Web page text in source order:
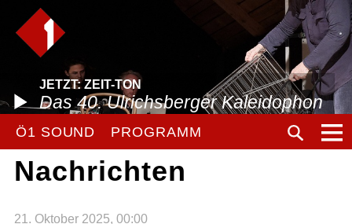
JETZT: ZEIT-TON
Das 40. Ulrichsberger Kaleidophon
Ö1 SOUND PROGRAMM
Nachrichten
21. Oktober 2025, 00:00